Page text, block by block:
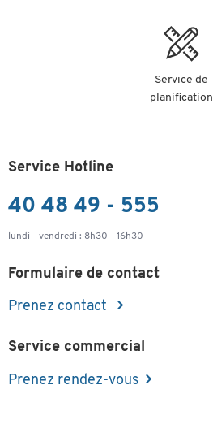
Service de
planification
Service Hotline
40 48 49 - 555
lundi - vendredi : 8h30 - 16h30
Formulaire de contact
Prenez contact
Service commercial
Prenez rendez-vous